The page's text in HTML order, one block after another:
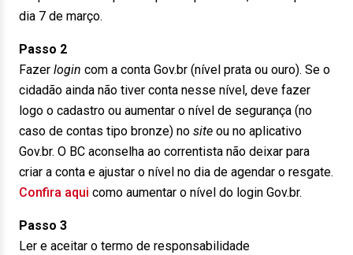
dia 7 de março.
Passo 2
Fazer login com a conta Gov.br (nível prata ou ouro). Se o
cidadão ainda não tiver conta nesse nível, deve fazer
logo o cadastro ou aumentar o nível de segurança (no
caso de contas tipo bronze) no site ou no aplicativo
Gov.br. O BC aconselha ao correntista não deixar para
criar a conta e ajustar o nível no dia de agendar o resgate.
Confira aqui como aumentar o nível do login Gov.br.
Passo 3
Ler e aceitar o termo de responsabilidade